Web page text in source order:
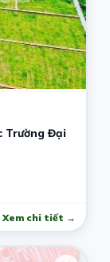
Trường Đại
Xem chi tiết →